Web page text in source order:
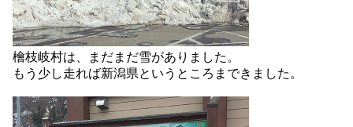
檜枝岐村は、まだまだ雪がありました。
もう少し走れば新潟県というところまできました。